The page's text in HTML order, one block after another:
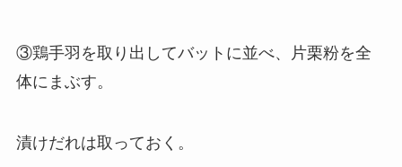
③鶏手羽を取り出してバットに並べ、片栗粉を全
体にまぶす。
漬けだれは取っておく。